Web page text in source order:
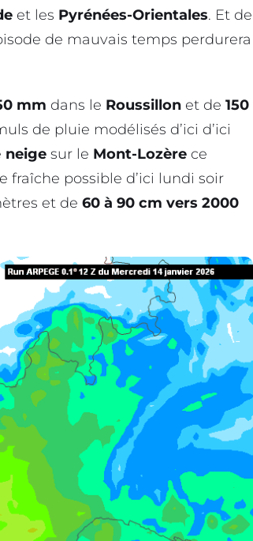
et les Pyrénées-Orientales. Et de
de mauvais temps perdurera
mm dans le Roussillon et de 150
de pluie modélisés d’ici d’ici
neige sur le Mont-Lozère ce
fraîche possible d’ici lundi soir
et de 60 à 90 cm vers 2000